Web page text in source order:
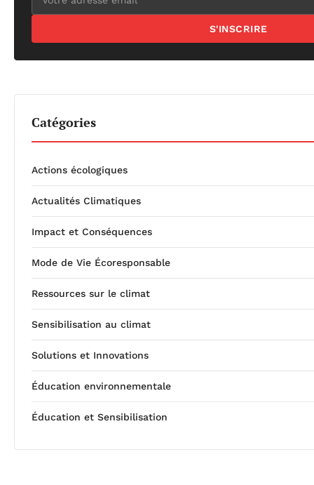
S'INSCRIRE
Catégories
Actions écologiques
Actualités Climatiques
Impact et Conséquences
Mode de Vie Écoresponsable
Ressources sur le climat
Sensibilisation au climat
Solutions et Innovations
Éducation environnementale
Éducation et Sensibilisation